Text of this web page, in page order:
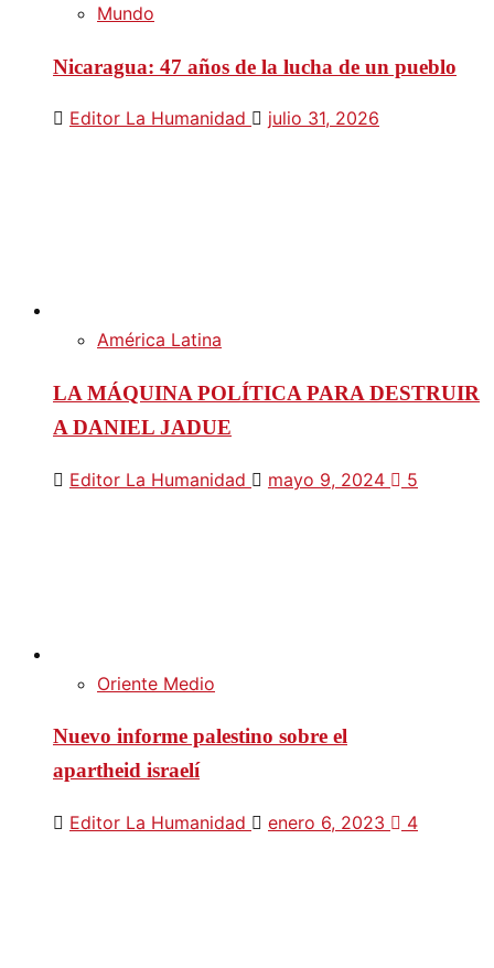
Mundo
Nicaragua: 47 años de la lucha de un pueblo
Editor La Humanidad julio 31, 2026
América Latina
LA MÁQUINA POLÍTICA PARA DESTRUIR
A DANIEL JADUE
Editor La Humanidad mayo 9, 2024 5
Oriente Medio
Nuevo informe palestino sobre el
apartheid israelí
Editor La Humanidad enero 6, 2023 4